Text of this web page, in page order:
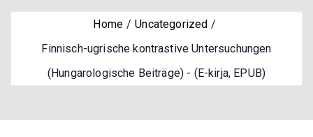
Home
Uncategorized
Finnisch-ugrische kontrastive Untersuchungen
(Hungarologische Beiträge) - (E-kirja, EPUB)